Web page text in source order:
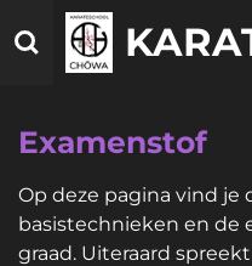
direct
hoofdinhoud
Examenstof
Op deze pagina vind je
basistechnieken en de
graad. Uiteraard